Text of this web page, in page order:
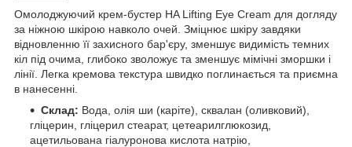
Омолоджуючий крем-бустер HA Lifting Eye Cream для догляду
за ніжною шкірою навколо очей. Зміцнює шкіру завдяки
відновленню її захисного бар'єру, зменшує видимість темних
кіл під очима, глибоко зволожує та зменшує мімічні зморшки і
лінії. Легка кремова текстура швидко поглинається та приємна
в нанесенні.
Склад: Вода, олія ши (каріте), сквалан (оливковий),
гліцерин, гліцерил стеарат, цетеарилглюкозид,
ацетильована гіалуронова кислота натрію,